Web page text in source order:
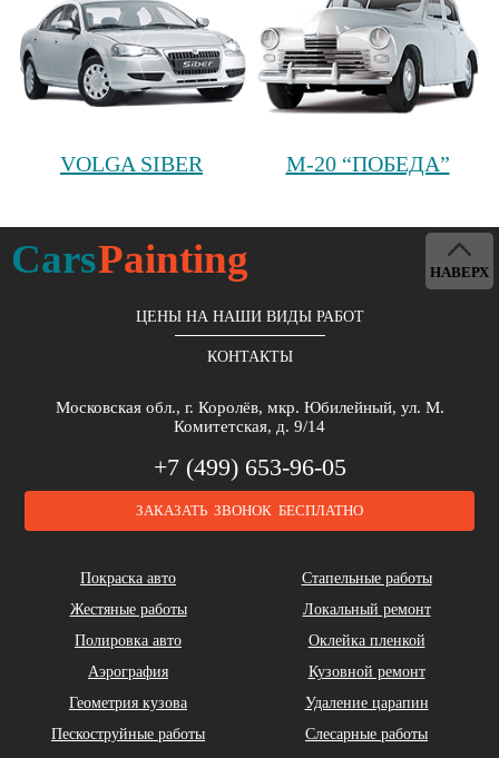
VOLGA SIBER М-20 “ПОБЕДА”
CarsPainting
ЦЕНЫ НА НАШИ ВИДЫ РАБОТ
КОНТАКТЫ
Московская обл., г. Королёв, мкр. Юбилейный, ул. М.
Комитетская, д. 9/14
+7 (499) 653-96-05
ЗАКАЗАТЬ ЗВОНОК БЕСПЛАТНО
Покраска авто
Стапельные работы
Жестяные работы
Локальный ремонт
Полировка авто
Оклейка пленкой
Аэрография
Кузовной ремонт
Геометрия кузова
Удаление царапин
Пескоструйные работы
Слесарные работы
НАВЕРХ